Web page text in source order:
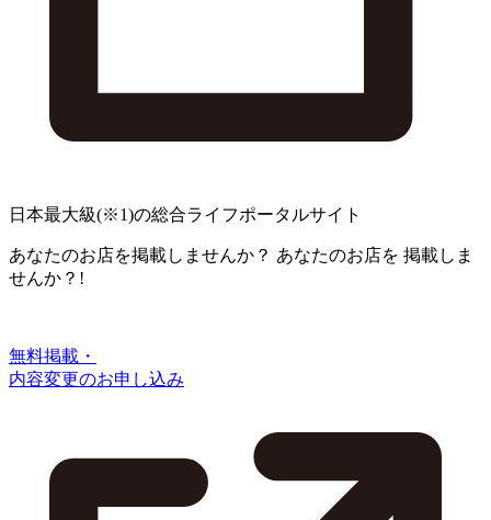
日本最大級(※1)の総合ライフポータルサイト
あなたのお店を掲載しませんか？ あなたのお店を 掲載しま
せんか？!
無料掲載・
内容変更のお申し込み